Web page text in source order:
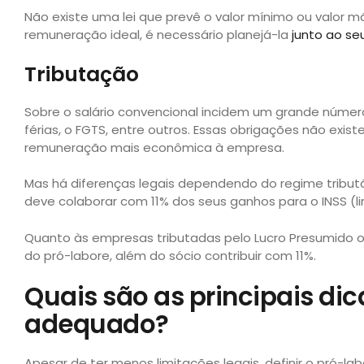
Não existe uma lei que prevê o valor mínimo ou valor
remuneração ideal, é necessário planejá-la junto ao
Tributação
Sobre o salário convencional incidem um grande
férias, o FGTS, entre outros. Essas obrigações não
remuneração mais econômica à empresa.
Mas há diferenças legais dependendo do regime
deve colaborar com 11% dos seus ganhos para o
Quanto às empresas tributadas pelo Lucro Presumido
do pró-labore, além do sócio contribuir com 11%.
Quais são as principais
adequado?